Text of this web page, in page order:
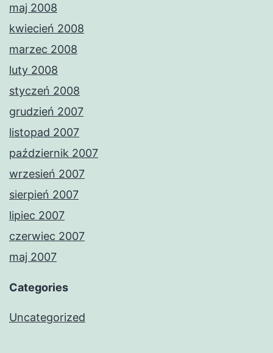
maj 2008
kwiecień 2008
marzec 2008
luty 2008
styczeń 2008
grudzień 2007
listopad 2007
październik 2007
wrzesień 2007
sierpień 2007
lipiec 2007
czerwiec 2007
maj 2007
Categories
Uncategorized